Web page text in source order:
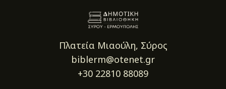
Πλατεία Μιαούλη, Σύρος
biblerm@otenet.gr
+30 22810 88089